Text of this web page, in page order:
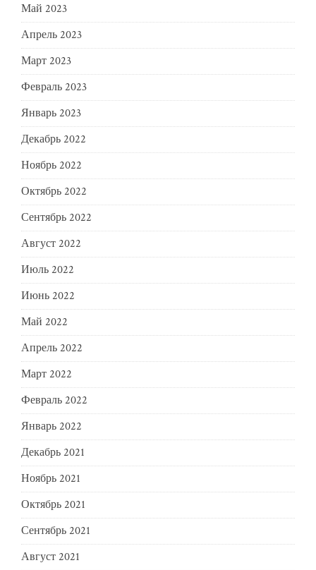
Май 2023
Апрель 2023
Март 2023
Февраль 2023
Январь 2023
Декабрь 2022
Ноябрь 2022
Октябрь 2022
Сентябрь 2022
Август 2022
Июль 2022
Июнь 2022
Май 2022
Апрель 2022
Март 2022
Февраль 2022
Январь 2022
Декабрь 2021
Ноябрь 2021
Октябрь 2021
Сентябрь 2021
Август 2021